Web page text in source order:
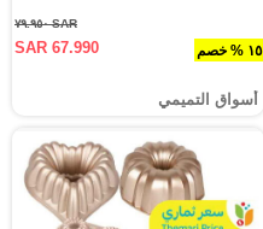
١٥ % خصم
SAR ٧٩.٩٥٠
SAR 67.990
أسواق التميمي